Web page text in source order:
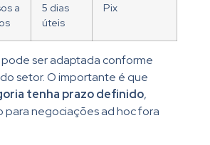
a
5 dias
úteis
Pix
pode ser adaptada conforme
setor. O importante é que
tenha prazo definido,
para negociações ad hoc fora